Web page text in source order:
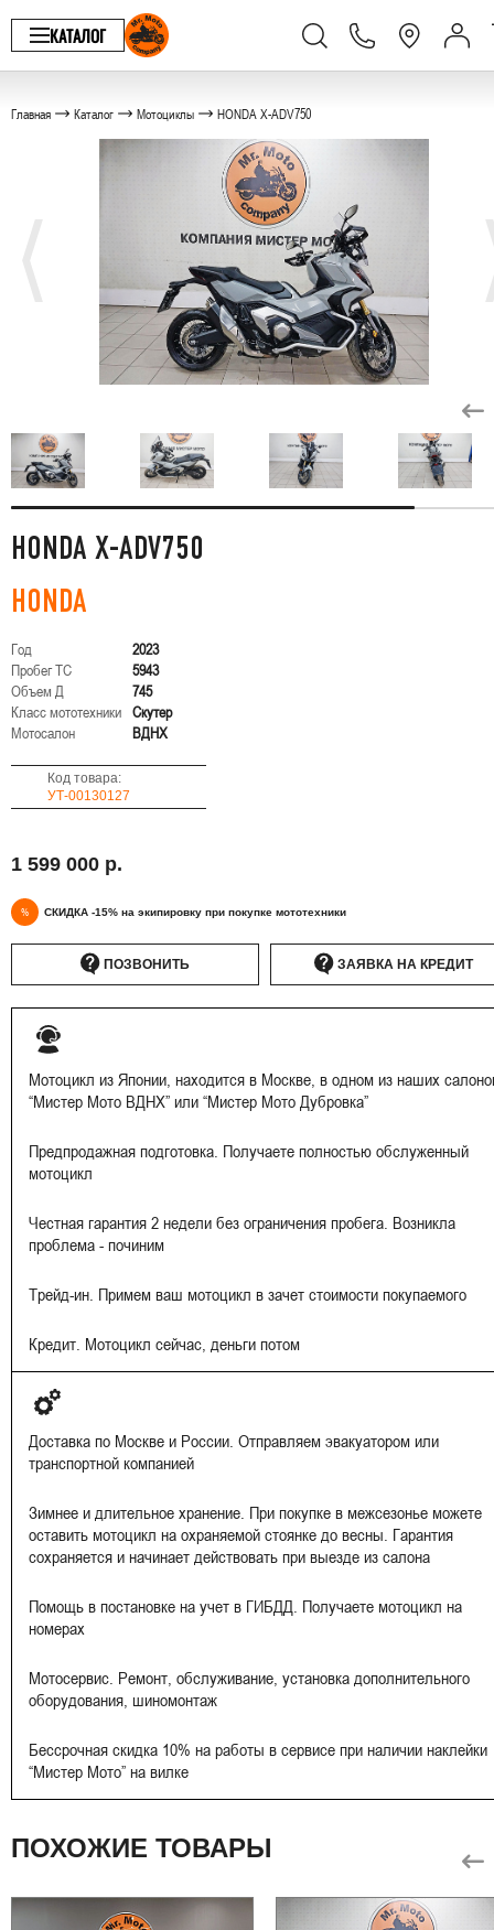
КАТАЛОГ
Главная Каталог Мотоциклы HONDA X-ADV750
HONDA X-ADV750
HONDA
Год
2023
Пробег ТС
5943
Объем Д
745
Класс мототехники Скутер
Мотосалон
ВДНХ
Код товара:
УТ-00130127
1 599 000 р.
% СКИДКА -15% на экипировку при покупке мототехники
ПОЗВОНИТЬ ЗАЯВКА НА КРЕДИТ
Мотоцикл из Японии, находится в Москве, в одном из наших
“Мистер Мото ВДНХ” или “Мистер Мото Дубровка”
Предпродажная подготовка. Получаете полностью обслуженный
мотоцикл
Честная гарантия 2 недели без ограничения пробега. Возникла
проблема - починим
Трейд-ин. Примем ваш мотоцикл в зачет стоимости покупаемого
Кредит. Мотоцикл сейчас, деньги потом
Доставка по Москве и России. Отправляем эвакуатором или
транспортной компанией
Зимнее и длительное хранение. При покупке в межсезонье можете
оставить мотоцикл на охраняемой стоянке до весны. Гарантия
сохраняется и начинает действовать при выезде из салона
Помощь в постановке на учет в ГИБДД. Получаете мотоцикл на
номерах
Мотосервис. Ремонт, обслуживание, установка дополнительного
оборудования, шиномонтаж
Бессрочная скидка 10% на работы в сервисе при наличии наклейки
“Мистер Мото” на вилке
ПОХОЖИЕ ТОВАРЫ